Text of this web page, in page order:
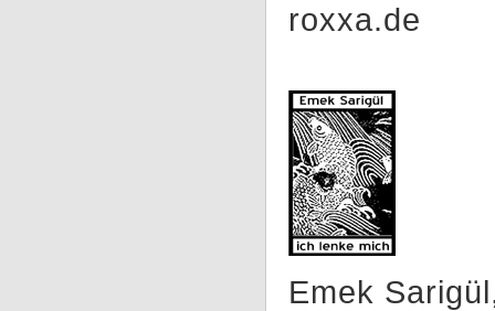
roxxa.de
Emek